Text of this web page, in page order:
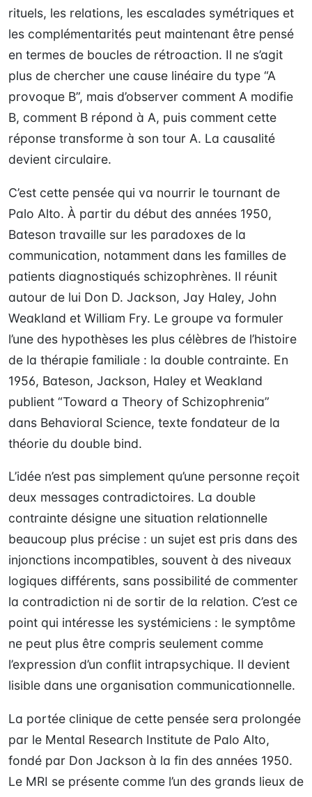
rituels, les relations, les escalades symétriques et
les complémentarités peut maintenant être pensé
en termes de boucles de rétroaction. Il ne s’agit
plus de chercher une cause linéaire du type “A
provoque B”, mais d’observer comment A modifie
B, comment B répond à A, puis comment cette
réponse transforme à son tour A. La causalité
devient circulaire.
C’est cette pensée qui va nourrir le tournant de
Palo Alto. À partir du début des années 1950,
Bateson travaille sur les paradoxes de la
communication, notamment dans les familles de
patients diagnostiqués schizophrènes. Il réunit
autour de lui Don D. Jackson, Jay Haley, John
Weakland et William Fry. Le groupe va formuler
l’une des hypothèses les plus célèbres de l’histoire
de la thérapie familiale : la double contrainte. En
1956, Bateson, Jackson, Haley et Weakland
publient “Toward a Theory of Schizophrenia”
dans Behavioral Science, texte fondateur de la
théorie du double bind.
L’idée n’est pas simplement qu’une personne reçoit
deux messages contradictoires. La double
contrainte désigne une situation relationnelle
beaucoup plus précise : un sujet est pris dans des
injonctions incompatibles, souvent à des niveaux
logiques différents, sans possibilité de commenter
la contradiction ni de sortir de la relation. C’est ce
point qui intéresse les systémiciens : le symptôme
ne peut plus être compris seulement comme
l’expression d’un conflit intrapsychique. Il devient
lisible dans une organisation communicationnelle.
La portée clinique de cette pensée sera prolongée
par le Mental Research Institute de Palo Alto,
fondé par Don Jackson à la fin des années 1950.
Le MRI se présente comme l’un des grands lieux de